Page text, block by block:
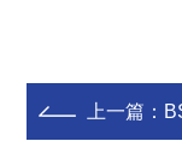
上一篇：